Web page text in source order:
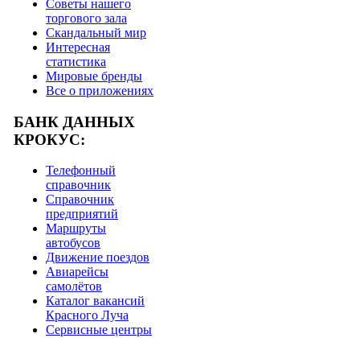
Советы нашего
торгового зала
Скандальный мир
Интересная
статистика
Мировые бренды
Все о приложениях
БАНК ДАННЫХ
КРОКУС:
Телефонный
справочник
Справочник
предприятий
Маршруты
автобусов
Движение поездов
Авиарейсы
самолётов
Каталог вакансий
Красного Луча
Сервисные центры